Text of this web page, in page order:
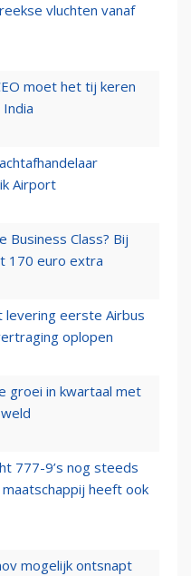
vluchten vanaf
moet het tij keren
Airport
Business Class? Bij
170 euro extra
levering eerste Airbus
oplopen
groei in kwartaal met
777-9’s nog steeds
heeft ook
mogelijk ontsnapt